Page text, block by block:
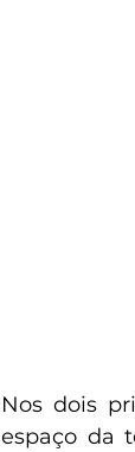
Nos dois
espaço da